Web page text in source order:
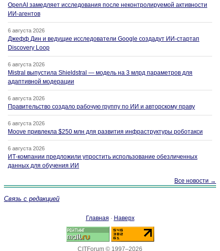
OpenAI замедляет исследования после неконтролируемой активности
ИИ-агентов
6 августа 2026
Джефф Дин и ведущие исследователи Google создадут ИИ-стартап
Discovery Loop
6 августа 2026
Mistral выпустила Shieldstral — модель на 3 млрд параметров для
адаптивной модерации
6 августа 2026
Правительство создало рабочую группу по ИИ и авторскому праву
6 августа 2026
Moove привлекла $250 млн для развития инфраструктуры роботакси
6 августа 2026
ИТ-компании предложили упростить использование обезличенных
данных для обучения ИИ
Все новости →
Связь с редакцией
Главная · Наверх
CITForum © 1997–2026